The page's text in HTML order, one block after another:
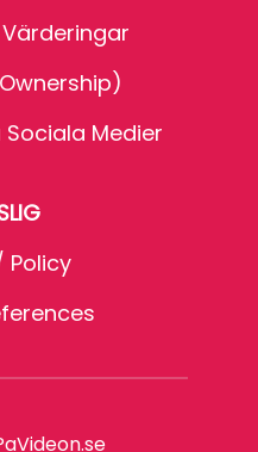
Medier
Policy